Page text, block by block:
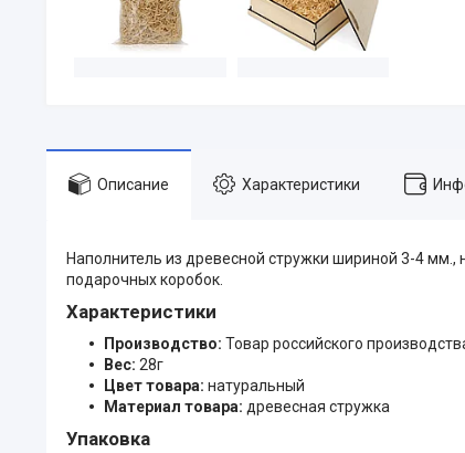
Описание Характеристики
Наполнитель из древесной стружки шириной 3-4 мм.,
подарочных коробок.
Характеристики
Производство: Товар российского
Вес: 28г
Цвет товара: натуральный
Материал товара: древесная стружка
Упаковка